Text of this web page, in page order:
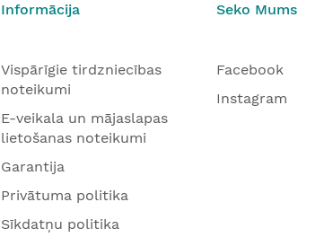
Informācija
Vispārīgie tirdzniecības
noteikumi
E-veikala un mājaslapas
lietošanas noteikumi
Garantija
Privātuma politika
Sīkdatņu politika
Seko Mums
Facebook
Instagram